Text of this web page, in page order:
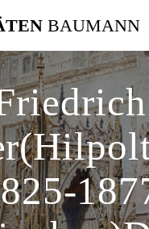
Inhalt
BAUMANN